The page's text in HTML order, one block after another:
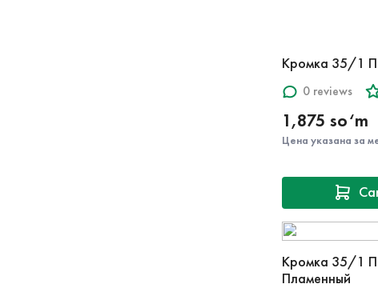
Кромка 35/1
0 reviews
1,875 so‘m
Цена указана за
Кромка 35/1
Пламенный